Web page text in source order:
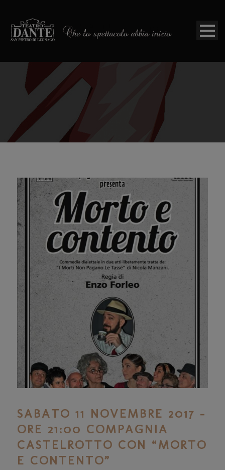
SABATO 11 NOVEMBRE 2017 –
ORE 21:00 COMPAGNIA
CASTELROTTO CON “MORTO
E CONTENTO”